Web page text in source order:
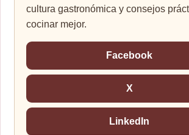
cultura gastronómica y consejos
cocinar mejor.
Facebook
X
LinkedIn